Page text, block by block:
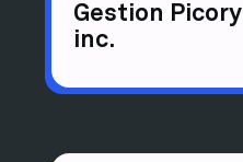
Gestion Picory
inc.